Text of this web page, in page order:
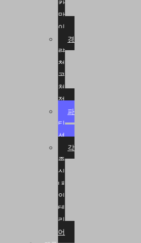
칸
막
이
경
량
철
골
천
정
파
티
션
각
종
실
내
인
테
리
어